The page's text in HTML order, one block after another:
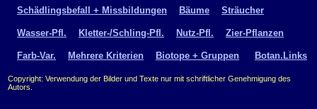
Schädlingsbefall + Missbildungen Bäume Sträucher
Wasser-Pfl. Kletter-/Schling-Pfl. Nutz-Pfl. Zier-Pflanzen
Farb-Var. Mehrere Kriterien Biotope + Gruppen Botan.Links
Copyright: Verwendung der Bilder und Texte nur mit schriftlicher Genehmigung des
Autors.